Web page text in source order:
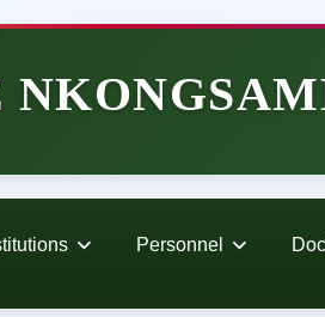
Personnel